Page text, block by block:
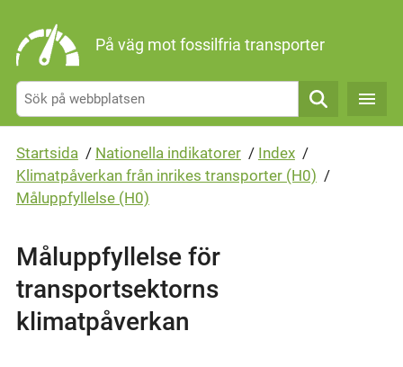
På väg mot fossilfria transporter
Sök
Startsida / Nationella indikatorer / Index /
Klimatpåverkan från inrikes transporter (H0) /
Måluppfyllelse (H0)
Måluppfyllelse för
transportsektorns
klimatpåverkan